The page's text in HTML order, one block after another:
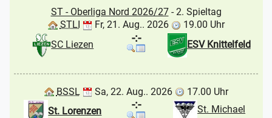
ST - Oberliga Nord 2026/27- 2. Spieltag
STLI
Fr, 21. Aug.. 2026
19.00 Uhr
SC Liezen
ESV Knittelfeld
-:-
BSSL Sa, 22. Aug.. 2026
17.00 Uhr
St. Lorenzen
St. Michael
-:-